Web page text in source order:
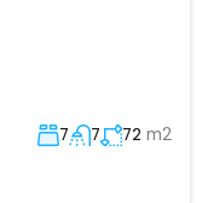
7 7 72 m2